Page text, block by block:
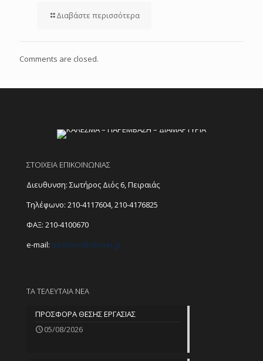
Διαβάστε περισσότερα
Comments are closed.
ΣΤΟΙΧΕΙΑ ΕΠΙΚΟΙΝΩΝΙΑΣ
Διευθυνση: Σωτήρος Διός 6, Πειραιάς
Τηλέφωνο: 210-4117604,210-4176825
ΦΑΞ: 210-4100670
e-mail: peathen@otenet.gr
ΤΑ ΤΕΛΕΥΤΑΙΑ ΝΕΑ
ΠΡΟΣΦΟΡΑ ΘΕΣΗΣ ΕΡΓΑΣΙΑΣ
05/08/2026